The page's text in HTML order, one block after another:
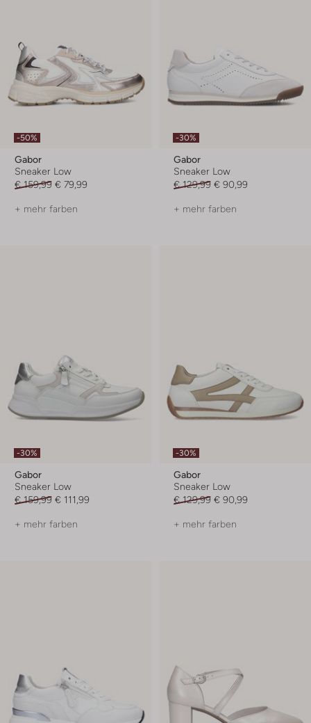
-50%
Gabor
Sneaker Low
€ 159,99 € 79,99
+ mehr farben
-30%
Gabor
Sneaker Low
€ 129,99 € 90,99
+ mehr farben
-30%
Gabor
Sneaker Low
€ 159,99 € 111,99
+ mehr farben
-30%
Gabor
Sneaker Low
€ 129,99 € 90,99
+ mehr farben